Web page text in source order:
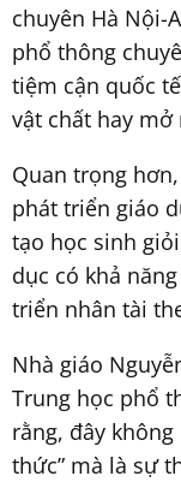
chuyên Hà Nội-
phổ thông
tiệm cận quốc
vật chất hay
Quan trọng
phát triển giáo
tạo học sinh
dục có khả
triển nhân tài
Nhà giáo
Trung học phổ
rằng, đây
thức” mà là sự